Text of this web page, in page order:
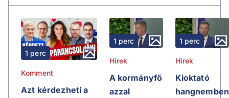
1 perc
Komment
Azt kérdezheti a
1 perc
Hírek
A kormányfő
azzal
1 perc
Hírek
Kioktató
hangnemben